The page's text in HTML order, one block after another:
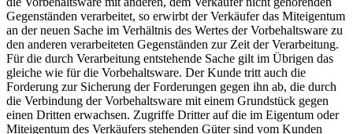
Gegenständen verarbeitet, so erwirbt der Verkäufer das Miteigentum
an der neuen Sache im Verhältnis des Wertes der Vorbehaltsware zu
den anderen verarbeiteten Gegenständen zur Zeit der Verarbeitung.
Für die durch Verarbeitung entstehende Sache gilt im Übrigen das
gleiche wie für die Vorbehaltsware. Der Kunde tritt auch die
Forderung zur Sicherung der Forderungen gegen ihn ab, die durch
die Verbindung der Vorbehaltsware mit einem Grundstück gegen
einen Dritten erwachsen. Zugriffe Dritter auf die im Eigentum oder
Miteigentum des Verkäufers stehenden Güter sind vom Kunden